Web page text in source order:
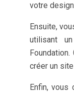
votre
Ensuite,
utilisant
créer un
Enfin,